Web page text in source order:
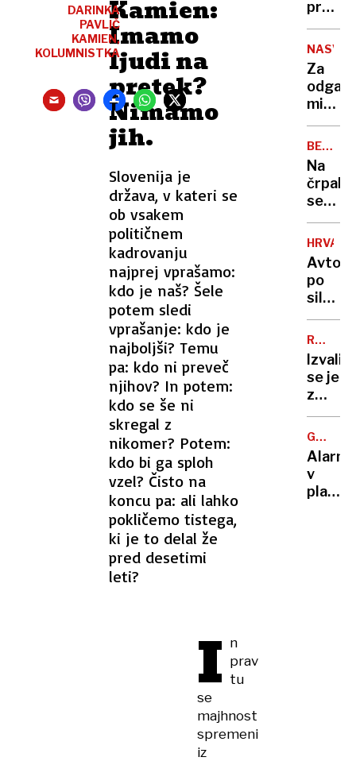
Kamien:
Imamo
ljudi na
pretek?
Nimamo
jih.
Slovenija je
država, v kateri se
ob vsakem
političnem
kadrovanju
najprej vprašamo:
kdo je naš? Šele
potem sledi
vprašanje: kdo je
najboljši? Temu
pa: kdo ni preveč
njihov? In potem:
kdo se še ni
skregal z
nikomer? Potem:
kdo bi ga sploh
vzel? Čisto na
koncu pa: ali lahko
pokličemo tistega,
ki je to delal že
pred desetimi
leti?
DARINKA
PAVLIČ
KAMIEN,
KOLUMNISTKA
I n
prav
tu
se
majhnost
spremeni
iz
umrl
zaradi
vrh
ljubica
in
visoko
Uefe
NASVET
Za
miši
že
en
sam
list
BENCIN
IN
DIZEL
Na
se
nam
obeta
goriva,
dizel
kar
12
centov
cenejši
Avto
po
trku
med
tudi
brez
izpita
MOTNJA
Izvalil
se je
z
dvema
a
se
tu
GORSKI
Alarm
v